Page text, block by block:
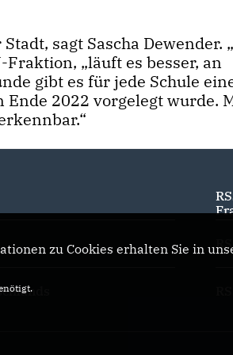
sagt Sascha Dewender.
„läuft es besser, an
gibt es für jede Schule
2022 vorgelegt wurde.
zu Cookies erhalten Sie in